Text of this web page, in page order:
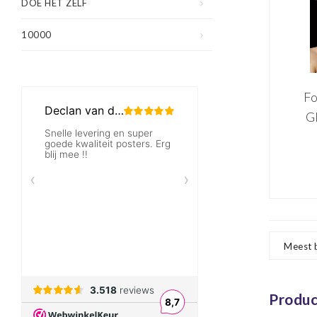
DOE HET ZELF
10000
Meest